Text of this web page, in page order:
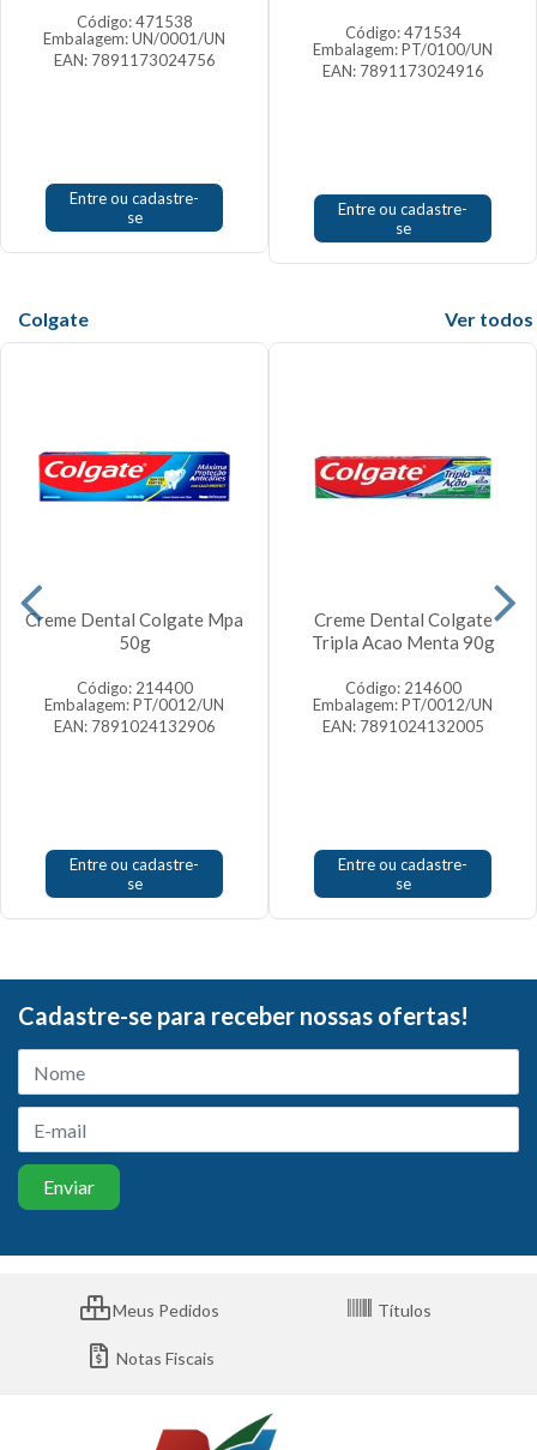
Código: 471538
Embalagem: UN/0001/UN
EAN: 7891173024756
Entre ou cadastre-
se
Código: 471534
Embalagem: PT/0100/UN
EAN: 7891173024916
Entre ou cadastre-
se
Colgate
Creme Dental Colgate Mpa
50g
Código: 214400
Embalagem: PT/0012/UN
EAN: 7891024132906
Entre ou cadastre-
se
Creme Dental Colgate
Tripla Acao Menta 90g
Código: 214600
Embalagem: PT/0012/UN
EAN: 7891024132005
Entre ou cadastre-
se
Cadastre-se para receber nossas ofertas!
Meus Pedidos Títulos
Notas Fiscais